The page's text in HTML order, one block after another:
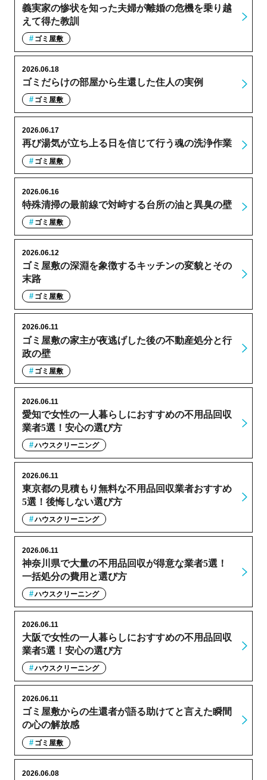
義実家の惨状を知った夫婦が離婚の危機を乗り越
えて得た教訓
ゴミ屋敷
ゴミだらけの部屋から生還した住人の実例
2026.06.18
ゴミ屋敷
再び湯気が立ち上る日を信じて行う魂の洗浄作業
2026.06.17
ゴミ屋敷
特殊清掃の最前線で対峙する台所の油と異臭の壁
2026.06.16
ゴミ屋敷
ゴミ屋敷の深淵を象徴するキッチンの変貌とその
末路
2026.06.12
ゴミ屋敷
ゴミ屋敷の家主が夜逃げした後の不動産処分と行
政の壁
2026.06.11
ゴミ屋敷
愛知で女性の一人暮らしにおすすめの不用品回収
業者5選！安心の選び方
2026.06.11
ハウスクリーニング
東京都の見積もり無料な不用品回収業者おすすめ
5選！後悔しない選び方
2026.06.11
ハウスクリーニング
神奈川県で大量の不用品回収が得意な業者5選！
一括処分の費用と選び方
2026.06.11
ハウスクリーニング
大阪で女性の一人暮らしにおすすめの不用品回収
業者5選！安心の選び方
2026.06.11
ハウスクリーニング
ゴミ屋敷からの生還者が語る助けてと言えた瞬間
の心の解放感
2026.06.11
ゴミ屋敷
2026.06.08